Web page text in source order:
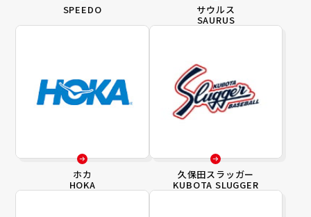
SPEEDO サウルス
SAURUS
ホカ
HOKA
久保田スラッガー
KUBOTA SLUGGER